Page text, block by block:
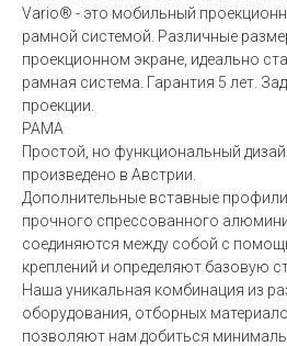
Vario® - это мобильный
рамной системой. Различные
проекционном экране, идеально
рамная система. Гарантия 5 лет.
проекции.
РАМА
Простой, но функциональный
произведено в Австрии.
Дополнительные вставные
прочного спрессованного
соединяются между собой с
креплений и определяют базовую
Наша уникальная комбинация из
оборудования, отборных
позволяют нам добиться